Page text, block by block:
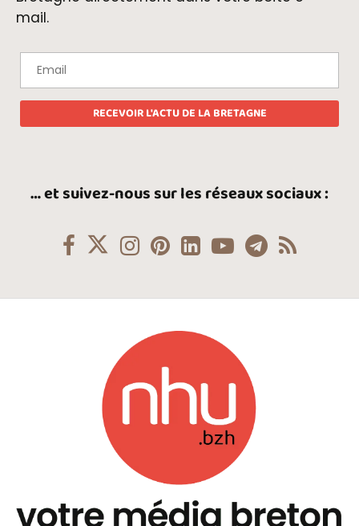
mail.
… et suivez-nous sur les réseaux sociaux :